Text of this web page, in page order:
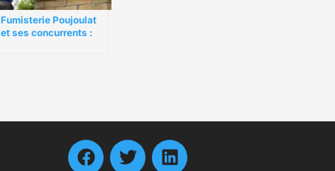
Fumisterie Poujoulat
et ses concurrents :